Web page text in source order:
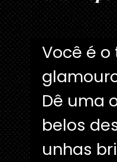
Você é
Dê uma
belos
unhas
Você é
Dê uma
belos
unhas